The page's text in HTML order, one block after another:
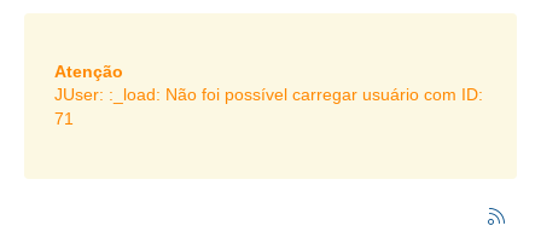
DIRETORIA
LIVRO GESTÃO 2026-2029
SUBSEDES SINDICAIS
Atenção
JUser: :_load: Não foi possível carregar usuário com ID:
71